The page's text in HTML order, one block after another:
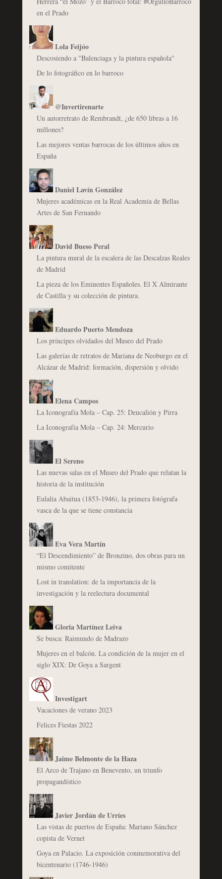
en el Prado
Lola Feijóo
Descosiendo a "Balenciaga y la pintura española"
De lo fotográfico en lo barroco
@Invertirenarte
Un autorretrato de Rembrandt, ¿de 650 libras a 16
millones?
Las mejores ventas barrocas de los últimos años en
España
Daniel Lavín González
Mujeres académicas en la Real Academia de Bellas
Artes de San Fernando
David Bueso Peral
La pintura mural de la escalera de las Descalzas Reales
de Madrid
La pieza de los Eminentes Españoles. El X Almirante
de Castilla y su colección de pintura.
Eduardo Puerto Mendoza
Los príncipes olvidados del Museo del Prado
Las galerías de retratos de Mariana de Neoburgo en el
Alcázar de Madrid: formación, dispersión y olvido
Elena Campos
La Iconografía Mola – Cap. 25: Deucalión y Pirra
La Iconografía Mola – Cap. 24: Mercurio
El Sereno
Las nuevas salas en el Museo del Prado que relatan la
historia de la institución
Eulalia Abaitua (1853-1946), la primera fotógrafa
vasca de la que se tiene constancia
Eva Vera Martín
“El Descendimiento” de Bronzino, dos obras para un
mismo comitente
Lost in translation: de la importancia de la
investigación y la reelectura documental
Gloria Martínez Leiva
Se busca: Raimundo de Madrazo
Mujeres en el balcón. La condición de la mujer en el
siglo XIX: De Goya a Sargent
Investigart
Vacaciones de verano 2023
Felices Fiestas 2022
Jaime Belmonte de la Haza
El Arco de Trajano en Benevento, un triunfo
propagandístico
Javier Jordán de Urríes
Las vistas de puertos de España: Mariano Sánchez
copista de Vernet
Goya en Palacio. La exposición conmemorativa del
bicentenario (1746-1946)